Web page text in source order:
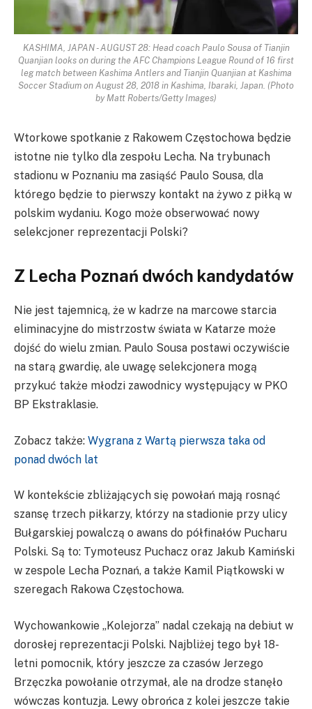
KASHIMA, JAPAN - AUGUST 28: Head coach Paulo Sousa of Tianjin
Quanjian looks on during the AFC Champions League Round of 16 first
leg match between Kashima Antlers and Tianjin Quanjian at Kashima
Soccer Stadium on August 28, 2018 in Kashima, Ibaraki, Japan. (Photo
by Matt Roberts/Getty Images)
Wtorkowe spotkanie z Rakowem Częstochowa będzie
istotne nie tylko dla zespołu Lecha. Na trybunach
stadionu w Poznaniu ma zasiąść Paulo Sousa, dla
którego będzie to pierwszy kontakt na żywo z piłką w
polskim wydaniu. Kogo może obserwować nowy
selekcjoner reprezentacji Polski?
Z Lecha Poznań dwóch kandydatów
Nie jest tajemnicą, że w kadrze na marcowe starcia
eliminacyjne do mistrzostw świata w Katarze może
dojść do wielu zmian. Paulo Sousa postawi oczywiście
na starą gwardię, ale uwagę selekcjonera mogą
przykuć także młodzi zawodnicy występujący w PKO
BP Ekstraklasie.
Zobacz także: Wygrana z Wartą pierwsza taka od
ponad dwóch lat
W kontekście zbliżających się powołań mają rosnąć
szansę trzech piłkarzy, którzy na stadionie przy ulicy
Bułgarskiej powalczą o awans do półfinałów Pucharu
Polski. Są to: Tymoteusz Puchacz oraz Jakub Kamiński
w zespole Lecha Poznań, a także Kamil Piątkowski w
szeregach Rakowa Częstochowa.
Wychowankowie „Kolejorza” nadal czekają na debiut w
dorosłej reprezentacji Polski. Najbliżej tego był 18-
letni pomocnik, który jeszcze za czasów Jerzego
Brzęczka powołanie otrzymał, ale na drodze stanęło
wówczas kontuzja. Lewy obrońca z kolei jeszcze takie